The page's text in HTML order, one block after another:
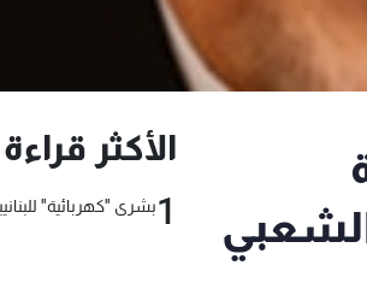
الشعبي
الأكثر قراءة
1بشرى "كهربائية"